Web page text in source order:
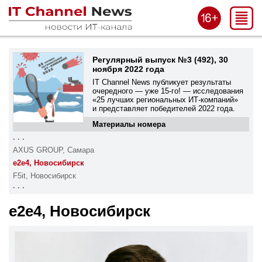
Регулярный выпуск №3 (492), 30
ноября 2022 года
IT Channel News публикует результаты
очередного — уже 15-го! — исследования
«25 лучших региональных ИТ-компаний»
и представляет победителей 2022 года.
Материалы номера
. . .
AXUS GROUP, Самара
e2e4, Новосибирск
F5it, Новосибирск
. . .
e2e4, Новосибирск